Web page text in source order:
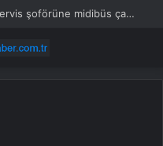
Emniyet şeridinde feci ölüm: Servis şoförüne midibüs çarptı